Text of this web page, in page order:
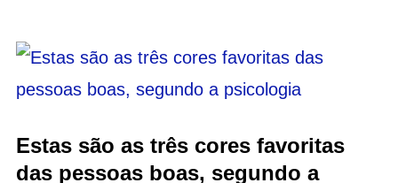
Estas são as três cores favoritas
das pessoas boas, segundo a